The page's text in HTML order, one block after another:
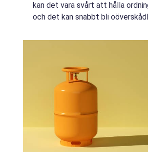
kan det vara svårt att hålla
och det kan snabbt bli